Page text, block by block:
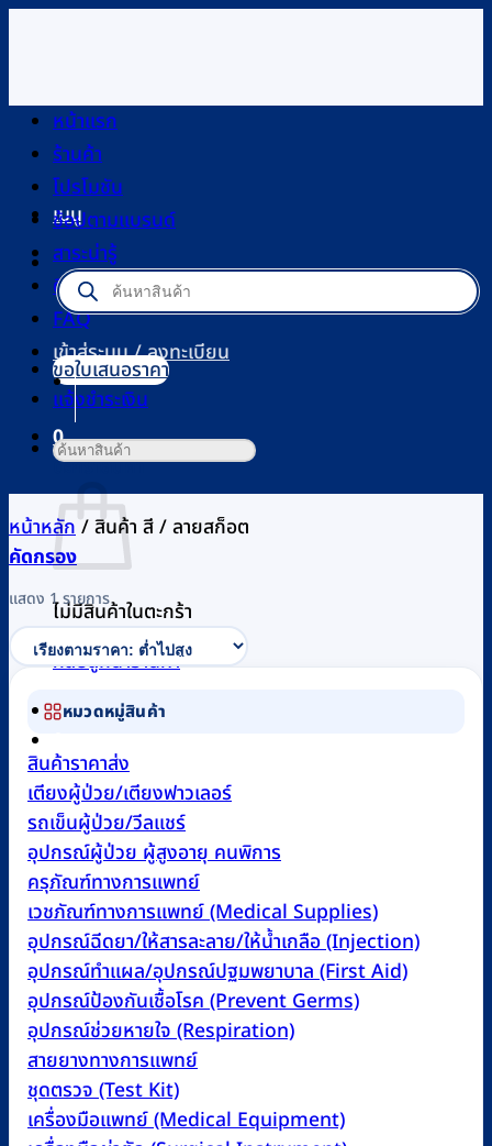
เนื้อหา
เมนู
Products
search
เข้าสู่ระบบ / ลงทะเบียน
0
ตะกร้าสินค้า
ไม่มีสินค้าในตะกร้า
กลับสู่หน้าร้านค้า
หน้าแรก
ร้านค้า
โปรโมชัน
ช้อปตามแบรนด์
สาระน่ารู้
ติดต่อเรา
FAQ
ขอใบเสนอราคา
แจ้งชำระเงิน
ค้นหา:
หน้าหลัก/สินค้า สี/ลายสก็อต
คัดกรอง
แสดง 1 รายการ
หมวดหมู่สินค้า
สินค้าราคาส่ง
เตียงผู้ป่วย/เตียงฟาวเลอร์
รถเข็นผู้ป่วย/วีลแชร์
อุปกรณ์ผู้ป่วย ผู้สูงอายุ คนพิการ
ครุภัณฑ์ทางการแพทย์
เวชภัณฑ์ทางการแพทย์ (Medical Supplies)
อุปกรณ์ฉีดยา/ให้สารละลาย/ให้น้ำเกลือ (Injection)
อุปกรณ์ทำแผล/อุปกรณ์ปฐมพยาบาล (First Aid)
อุปกรณ์ป้องกันเชื้อโรค (Prevent Germs)
อุปกรณ์ช่วยหายใจ (Respiration)
สายยางทางการแพทย์
ชุดตรวจ (Test Kit)
เครื่องมือแพทย์ (Medical Equipment)